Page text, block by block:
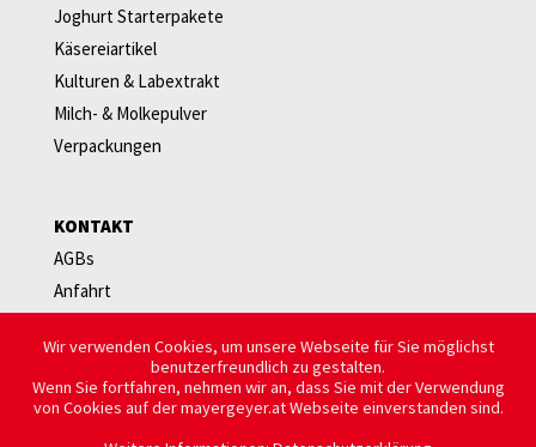
Wir verwenden Cookies, um unsere Webseite für Sie möglichst
benutzerfreundlich zu gestalten.
Wenn Sie fortfahren, nehmen wir an, dass Sie mit der Verwendung
von Cookies auf der mayergeyer.at Webseite einverstanden sind.
Joghurt Starterpakete
Käsereiartikel
Kulturen & Labextrakt
Milch- & Molkepulver
Verpackungen
KONTAKT
AGBs
Anfahrt
Ansprechpersonen
Bestellung & Versand
Datenschutz